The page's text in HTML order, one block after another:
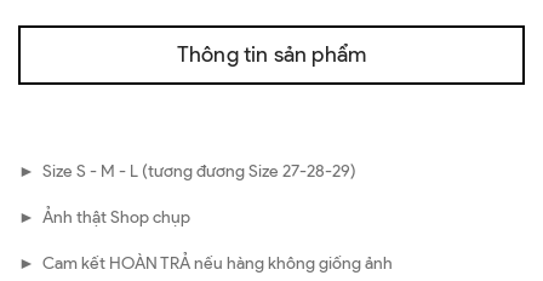
Thông tin sản phẩm
► Size S - M - L (tương đương Size 27-28-29)
► Ảnh thật Shop chụp
► Cam kết HOÀN TRẢ nếu hàng không giống ảnh